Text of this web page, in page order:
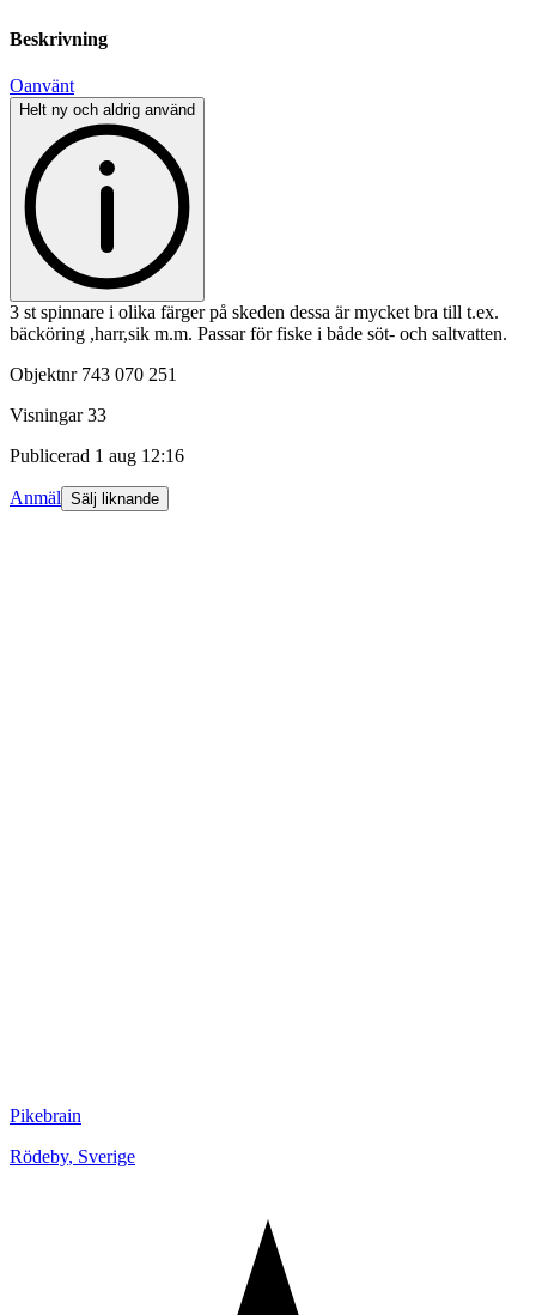
Beskrivning
Oanvänt
Helt ny och aldrig använd
3 st spinnare i olika färger på skeden dessa är mycket bra till t.ex.
bäcköring ,harr,sik m.m. Passar för fiske i både söt- och saltvatten.
Objektnr 743 070 251
Visningar 33
Publicerad 1 aug 12:16
Anmäl Sälj liknande
Pikebrain
Rödeby, Sverige